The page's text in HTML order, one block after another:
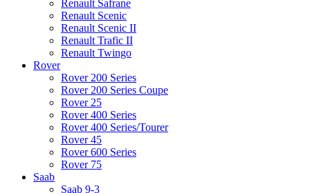
Renault Safrane
Renault Scenic
Renault Scenic II
Renault Trafic II
Renault Twingo
Rover
Rover 200 Series
Rover 200 Series Coupe
Rover 25
Rover 400 Series
Rover 400 Series/Tourer
Rover 45
Rover 600 Series
Rover 75
Saab
Saab 9-3